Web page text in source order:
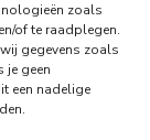
zoals
of te raadplegen.
gegevens zoals
je geen
een nadelige